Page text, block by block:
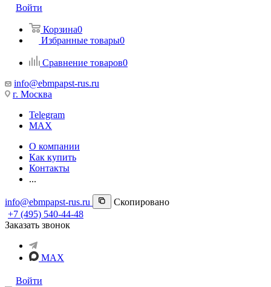
Войти
Корзина0
Избранные товары0
Сравнение товаров0
info@ebmpapst-rus.ru
г. Москва
Telegram
MAX
О компании
Как купить
Контакты
...
info@ebmpapst-rus.ru
Скопировано
+7 (495) 540-44-48
Заказать звонок
MAX
Войти